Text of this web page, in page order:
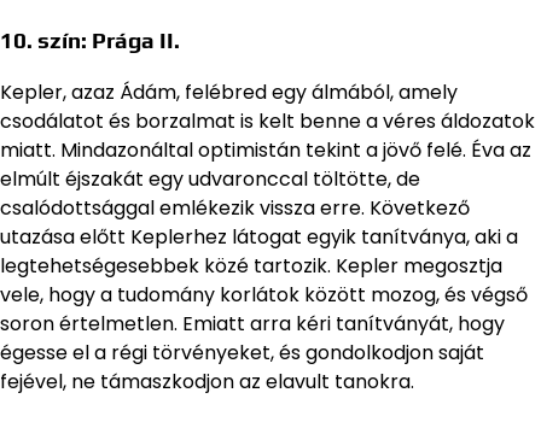
10. szín: Prága II.
Kepler, azaz Ádám, felébred egy álmából, amely
csodálatot és borzalmat is kelt benne a véres áldozatok
miatt. Mindazonáltal optimistán tekint a jövő felé. Éva az
elmúlt éjszakát egy udvaronccal töltötte, de
csalódottsággal emlékezik vissza erre. Következő
utazása előtt Keplerhez látogat egyik tanítványa, aki a
legtehetségesebbek közé tartozik. Kepler megosztja
vele, hogy a tudomány korlátok között mozog, és végső
soron értelmetlen. Emiatt arra kéri tanítványát, hogy
égesse el a régi törvényeket, és gondolkodjon saját
fejével, ne támaszkodjon az elavult tanokra.